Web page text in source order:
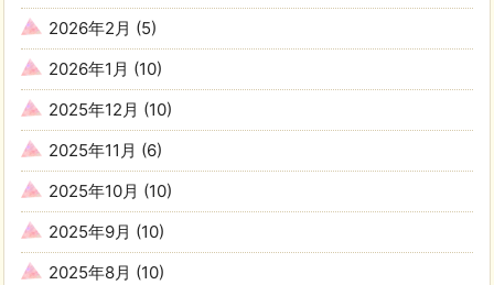
2026年2月 (5)
2026年1月 (10)
2025年12月 (10)
2025年11月 (6)
2025年10月 (10)
2025年9月 (10)
2025年8月 (10)